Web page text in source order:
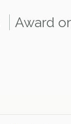
Award or